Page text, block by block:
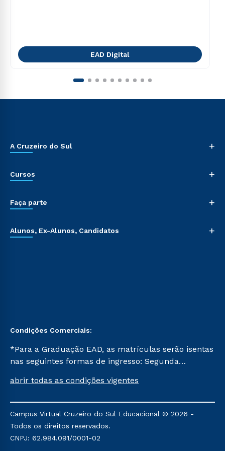
EAD Digital
A Cruzeiro do Sul +
Cursos +
Faça parte +
Alunos, Ex-Alunos, Candidatos +
Condições Comerciais:
*Para a Graduação EAD, as matrículas serão isentas
nas seguintes formas de ingresso: Segunda
Já para as demais, a taxa de matrícula será de R$
mencionadas são referentes aos cursos: Ensino
Religioso, Geografia para a Docência e Metodologia
do Ensino de História: Questões Atuais.
abrir todas as condições vigentes
Campus Virtual Cruzeiro do Sul Educacional © 2026 -
Todos os direitos reservados.
CNPJ: 62.984.091/0001-02